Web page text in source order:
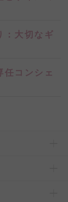
：大切なギ
コンシェ